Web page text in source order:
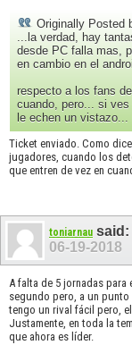
Originally Posted
...la verdad, hay
desde PC falla mas,
en cambio en el
respecto a los fans
cuando, pero... si
le echen un
Ticket enviado. Como
jugadores, cuando los
que entren de vez en
toniarnau said:
06-19-2018
A falta de 5 jornadas para
segundo pero, a un
tengo un rival fácil pero,
Justamente, en toda la
que ahora es líder.